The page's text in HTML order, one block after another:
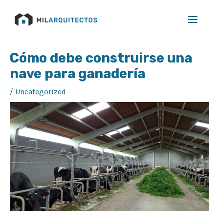
Cómo debe construirse una
nave para ganadería
/ Uncategorized
de
entradas